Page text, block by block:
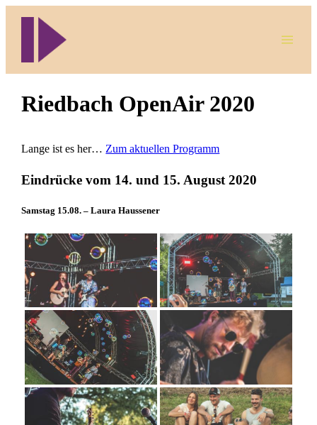
Riedbach OpenAir 2020
Lange ist es her… Zum aktuellen Programm
Eindrücke vom 14. und 15. August 2020
Samstag 15.08. – Laura Haussener